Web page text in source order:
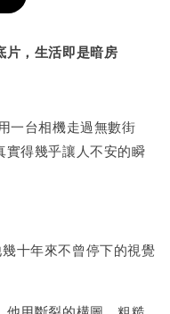
加入購物車
，生活即是暗房
一台相機走過無數街
實得幾乎讓人不安的瞬
十年來不曾停下的視覺